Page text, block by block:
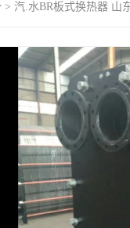
> 汽.水BR板式换热器 山